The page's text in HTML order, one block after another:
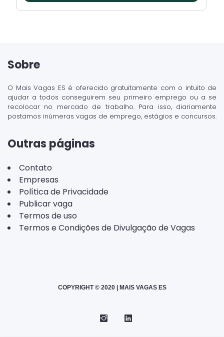
Sobre
O Mais Vagas ES é oferecido gratuitamente com o intuito de
ajudar a todos conseguirem seu primeiro emprego ou a se
recolocar no mercado de trabalho. Para isso, diariamente
postamos inúmeras vagas de emprego, estágios e concursos.
Outras páginas
Contato
Empresas
Política de Privacidade
Publicar vaga
Termos de uso
Termos e Condições de Divulgação de Vagas
COPYRIGHT © 2020 | MAIS VAGAS ES
Instagram
Telegram
LinkedIn